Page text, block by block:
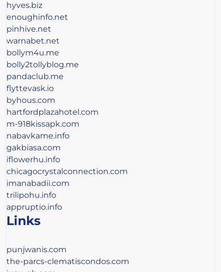
hyves.biz
enoughinfo.net
pinhive.net
warnabet.net
bollym4u.me
bolly2tollyblog.me
pandaclub.me
flyttevask.io
byhous.com
hartfordplazahotel.com
m-918kissapk.com
nabavkame.info
gakbiasa.com
iflowerhu.info
chicagocrystalconnection.com
imanabadii.com
trilipohu.info
appruptio.info
Links
punjwanis.com
the-parcs-clematiscondos.com